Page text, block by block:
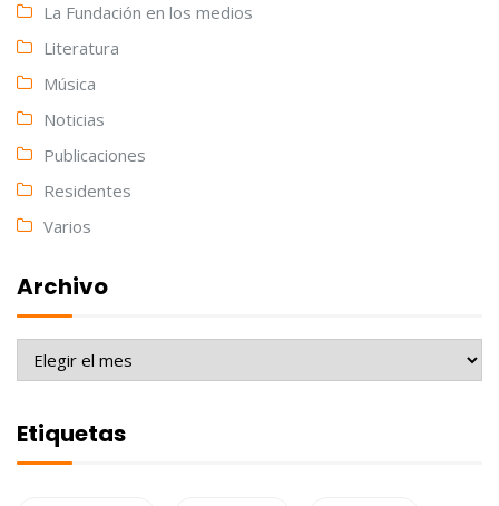
La Fundación en los medios
Literatura
Música
Noticias
Publicaciones
Residentes
Varios
Archivo
Archivo
Etiquetas